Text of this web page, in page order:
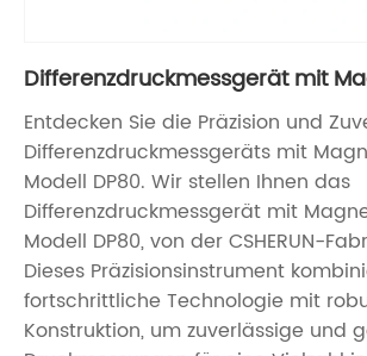
Differenzdruckmessgerät mit
Entdecken Sie die Präzision und
Differenzdruckmessgeräts mit
Modell DP80. Wir stellen Ihnen das
Differenzdruckmessgerät mit
Modell DP80, von der CSHERUN-
Dieses Präzisionsinstrument
fortschrittliche Technologie mit
Konstruktion, um zuverlässige und